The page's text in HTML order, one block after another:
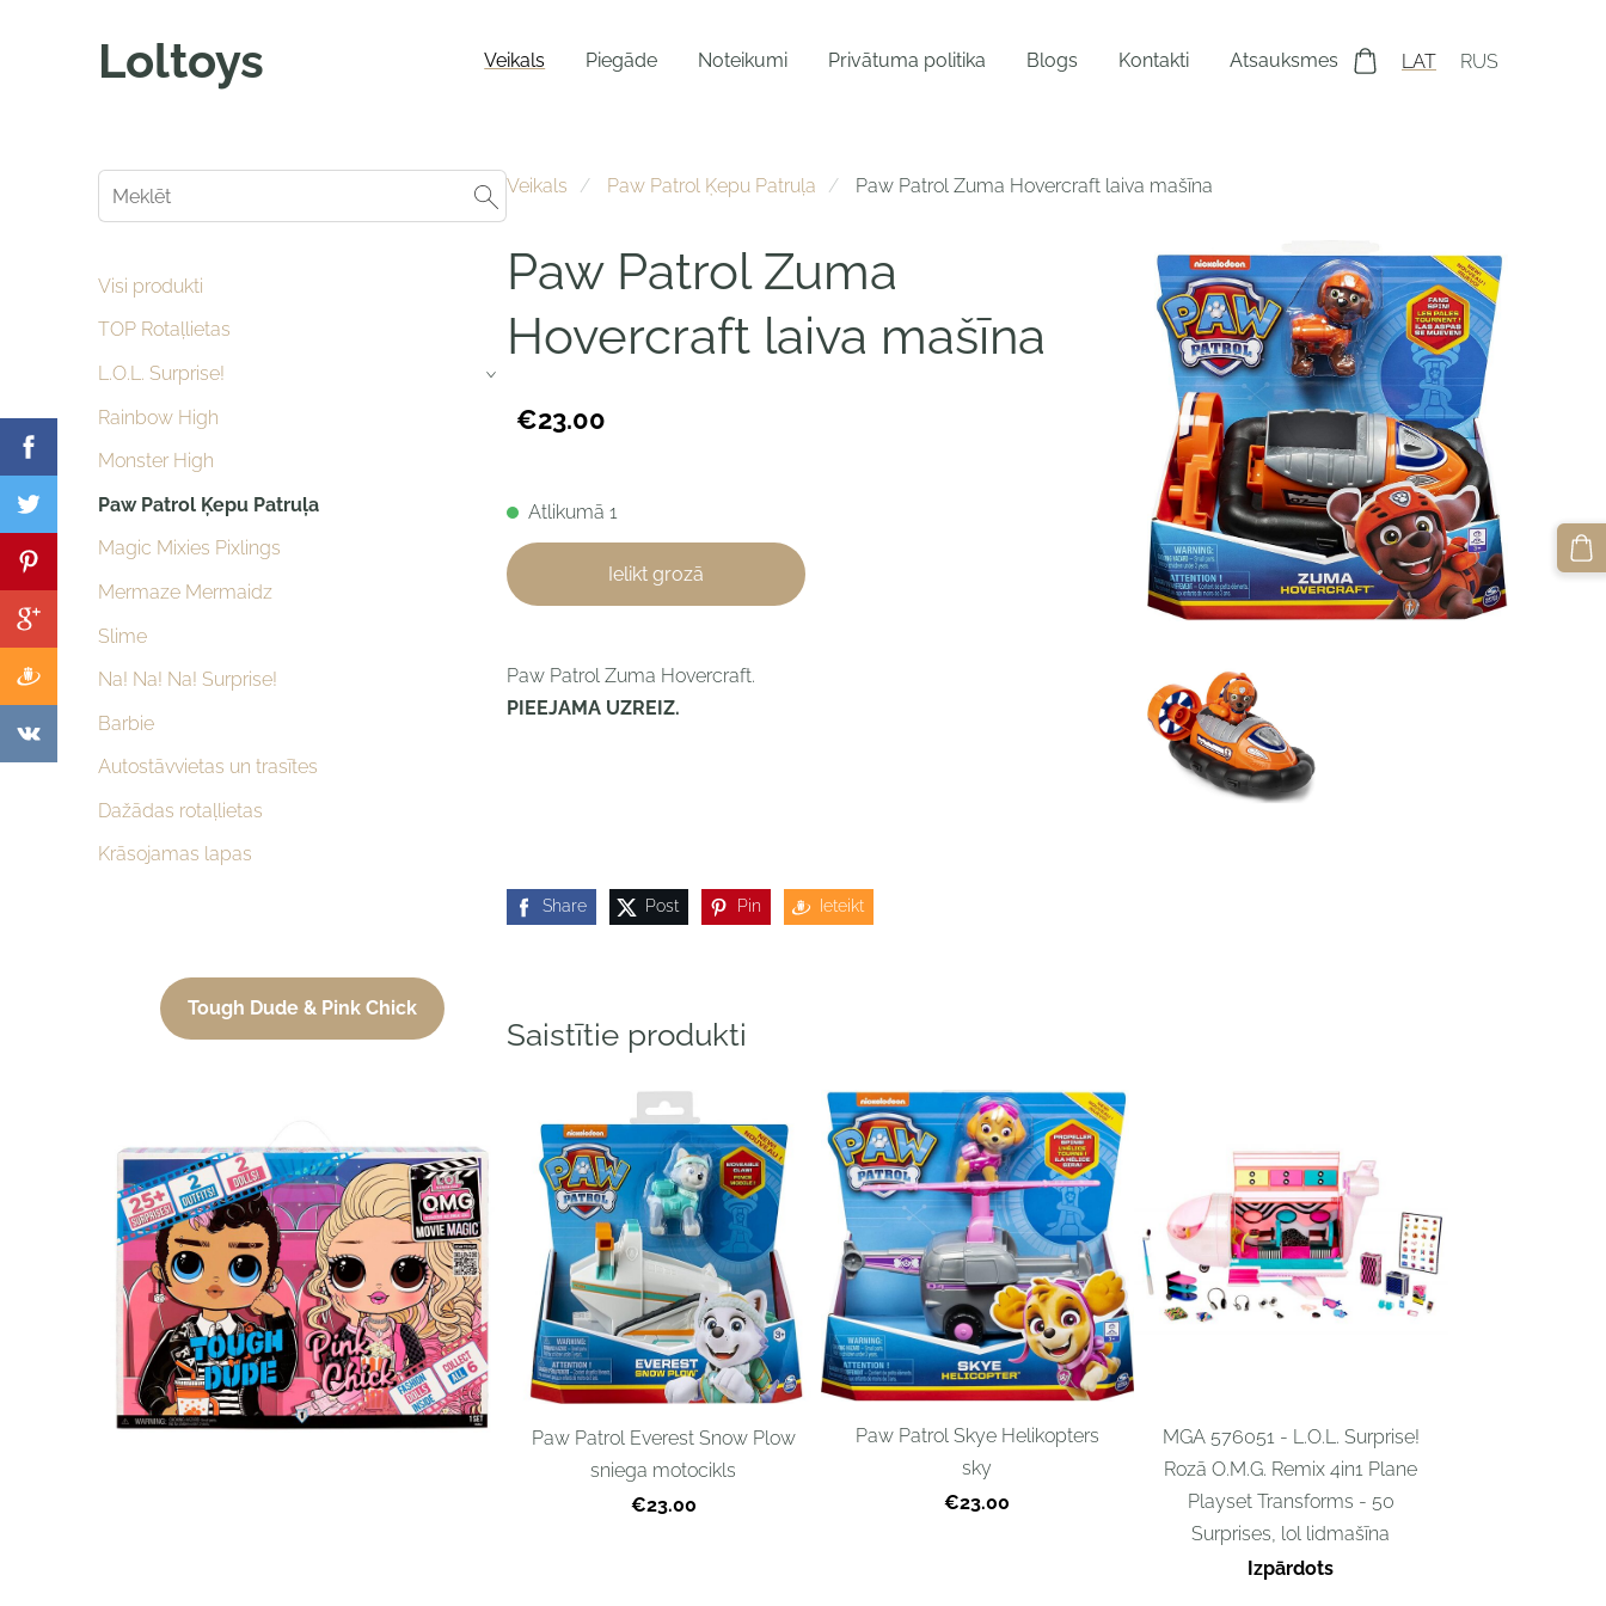
Loltoys Veikals Piegāde Noteikumi Privātuma politika Blogs Kontakti Atsauksmes LAT RUS
Visi produkti
TOP Rotaļlietas
L.O.L. Surprise!
›
Rainbow High
Monster High
Paw Patrol Ķepu Patruļa
Magic Mixies Pixlings
Mermaze Mermaidz
Slime
Na! Na! Na! Surprise!
Barbie
Autostāvvietas un trasītes
Dažādas rotaļlietas
Krāsojamas lapas
Tough Dude & Pink Chick
Veikals Paw Patrol Ķepu Patruļa Paw Patrol Zuma Hovercraft laiva mašīna
Paw Patrol Zuma
Hovercraft laiva mašīna
€23.00
Atlikumā 1
Ielikt grozā
Paw Patrol Zuma Hovercraft.
PIEEJAMA UZREIZ.
Share Post Pin Ieteikt
Saistītie produkti
Paw Patrol Everest Snow Plow
sniega motocikls
€23.00
Paw Patrol Skye Helikopters
sky
€23.00
MGA 576051 - L.O.L. Surprise!
Rozā O.M.G. Remix 4in1 Plane
Playset Transforms - 50
Surprises, lol lidmašīna
Izpārdots